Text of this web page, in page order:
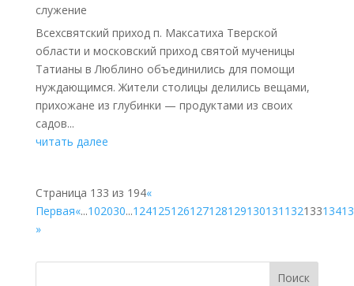
служение
Всехсвятский приход п. Максатиха Тверской
области и московский приход святой мученицы
Татианы в Люблино объединились для помощи
нуждающимся. Жители столицы делились вещами,
прихожане из глубинки — продуктами из своих
садов...
читать далее
Страница 133 из 194«
Первая«...102030...124125126127128129130131 132133134
»
Поиск